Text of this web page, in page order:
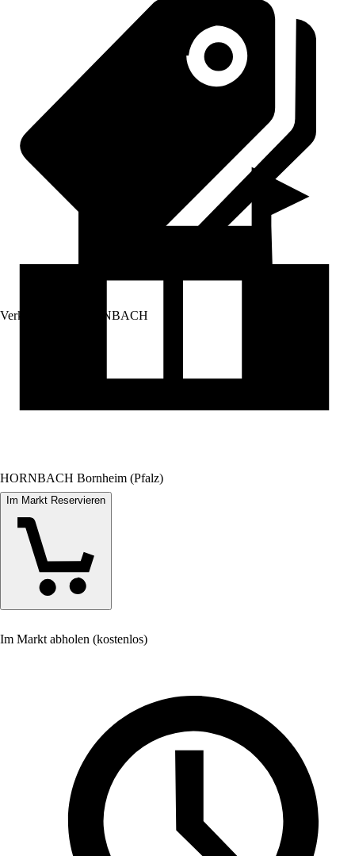
Verkauf durch: HORNBACH
HORNBACH Bornheim (Pfalz)
Im Markt Reservieren
Im Markt abholen (kostenlos)